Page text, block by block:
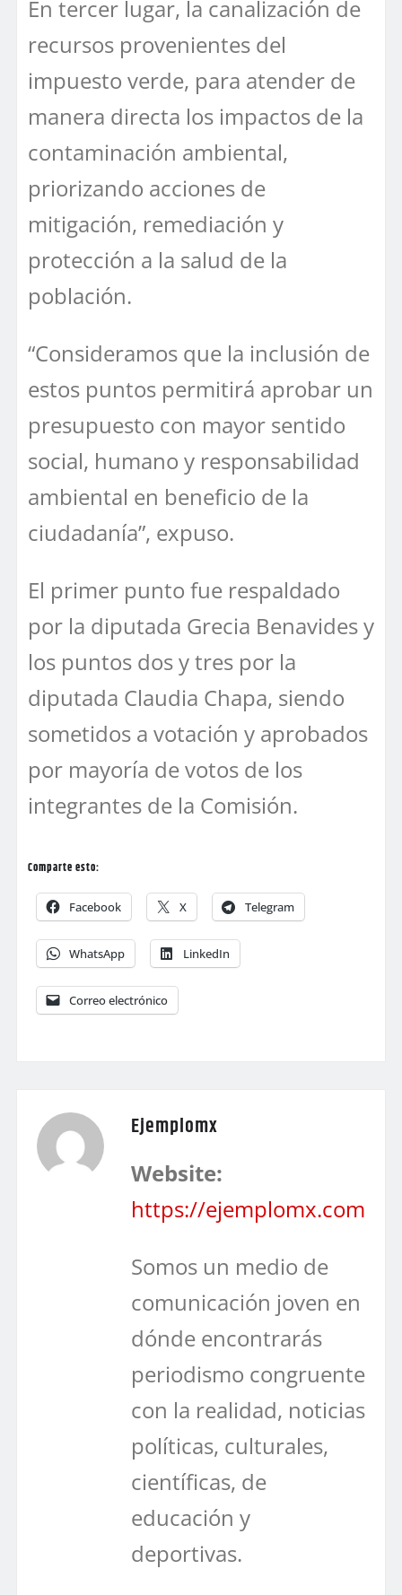
En tercer lugar, la canalización de
recursos provenientes del
impuesto verde, para atender de
manera directa los impactos de la
contaminación ambiental,
priorizando acciones de
mitigación, remediación y
protección a la salud de la
población.
“Consideramos que la inclusión de
estos puntos permitirá aprobar un
presupuesto con mayor sentido
social, humano y responsabilidad
ambiental en beneficio de la
ciudadanía”, expuso.
El primer punto fue respaldado
por la diputada Grecia Benavides y
los puntos dos y tres por la
diputada Claudia Chapa, siendo
sometidos a votación y aprobados
por mayoría de votos de los
integrantes de la Comisión.
Comparte esto:
Facebook X Telegram
WhatsApp LinkedIn
Correo electrónico
Ejemplomx
Website:
https://ejemplomx.com
Somos un medio de
comunicación joven en
dónde encontrarás
periodismo congruente
con la realidad, noticias
políticas, culturales,
científicas, de
educación y
deportivas.